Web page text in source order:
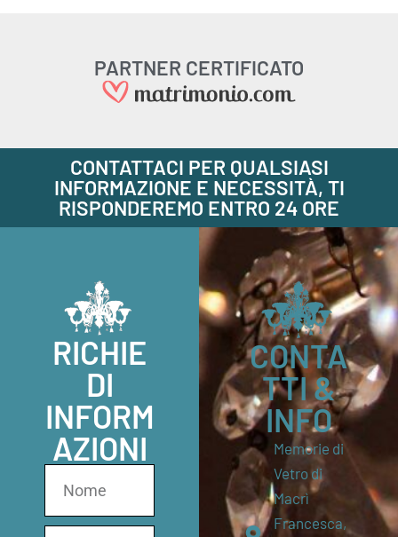
PARTNER CERTIFICATO
CONTATTACI PER QUALSIASI
INFORMAZIONE E NECESSITÀ, TI
RISPONDEREMO ENTRO 24 ORE
RICHIE
DI
INFORM
AZIONI
CONTA
TTI &
INFO
Memorie di
Vetro di
Macrì
Francesca,